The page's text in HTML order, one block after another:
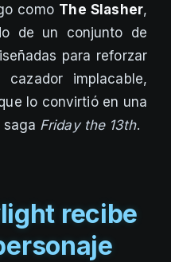
como The Slasher,
de un conjunto de
para reforzar
implacable,
lo convirtió en una
Friday the 13th.
recibe